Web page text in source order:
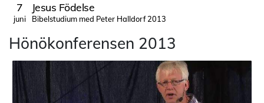
7
juni
Jesus Födelse
Bibelstudium med Peter Halldorf 2013
Hönökonferensen 2013